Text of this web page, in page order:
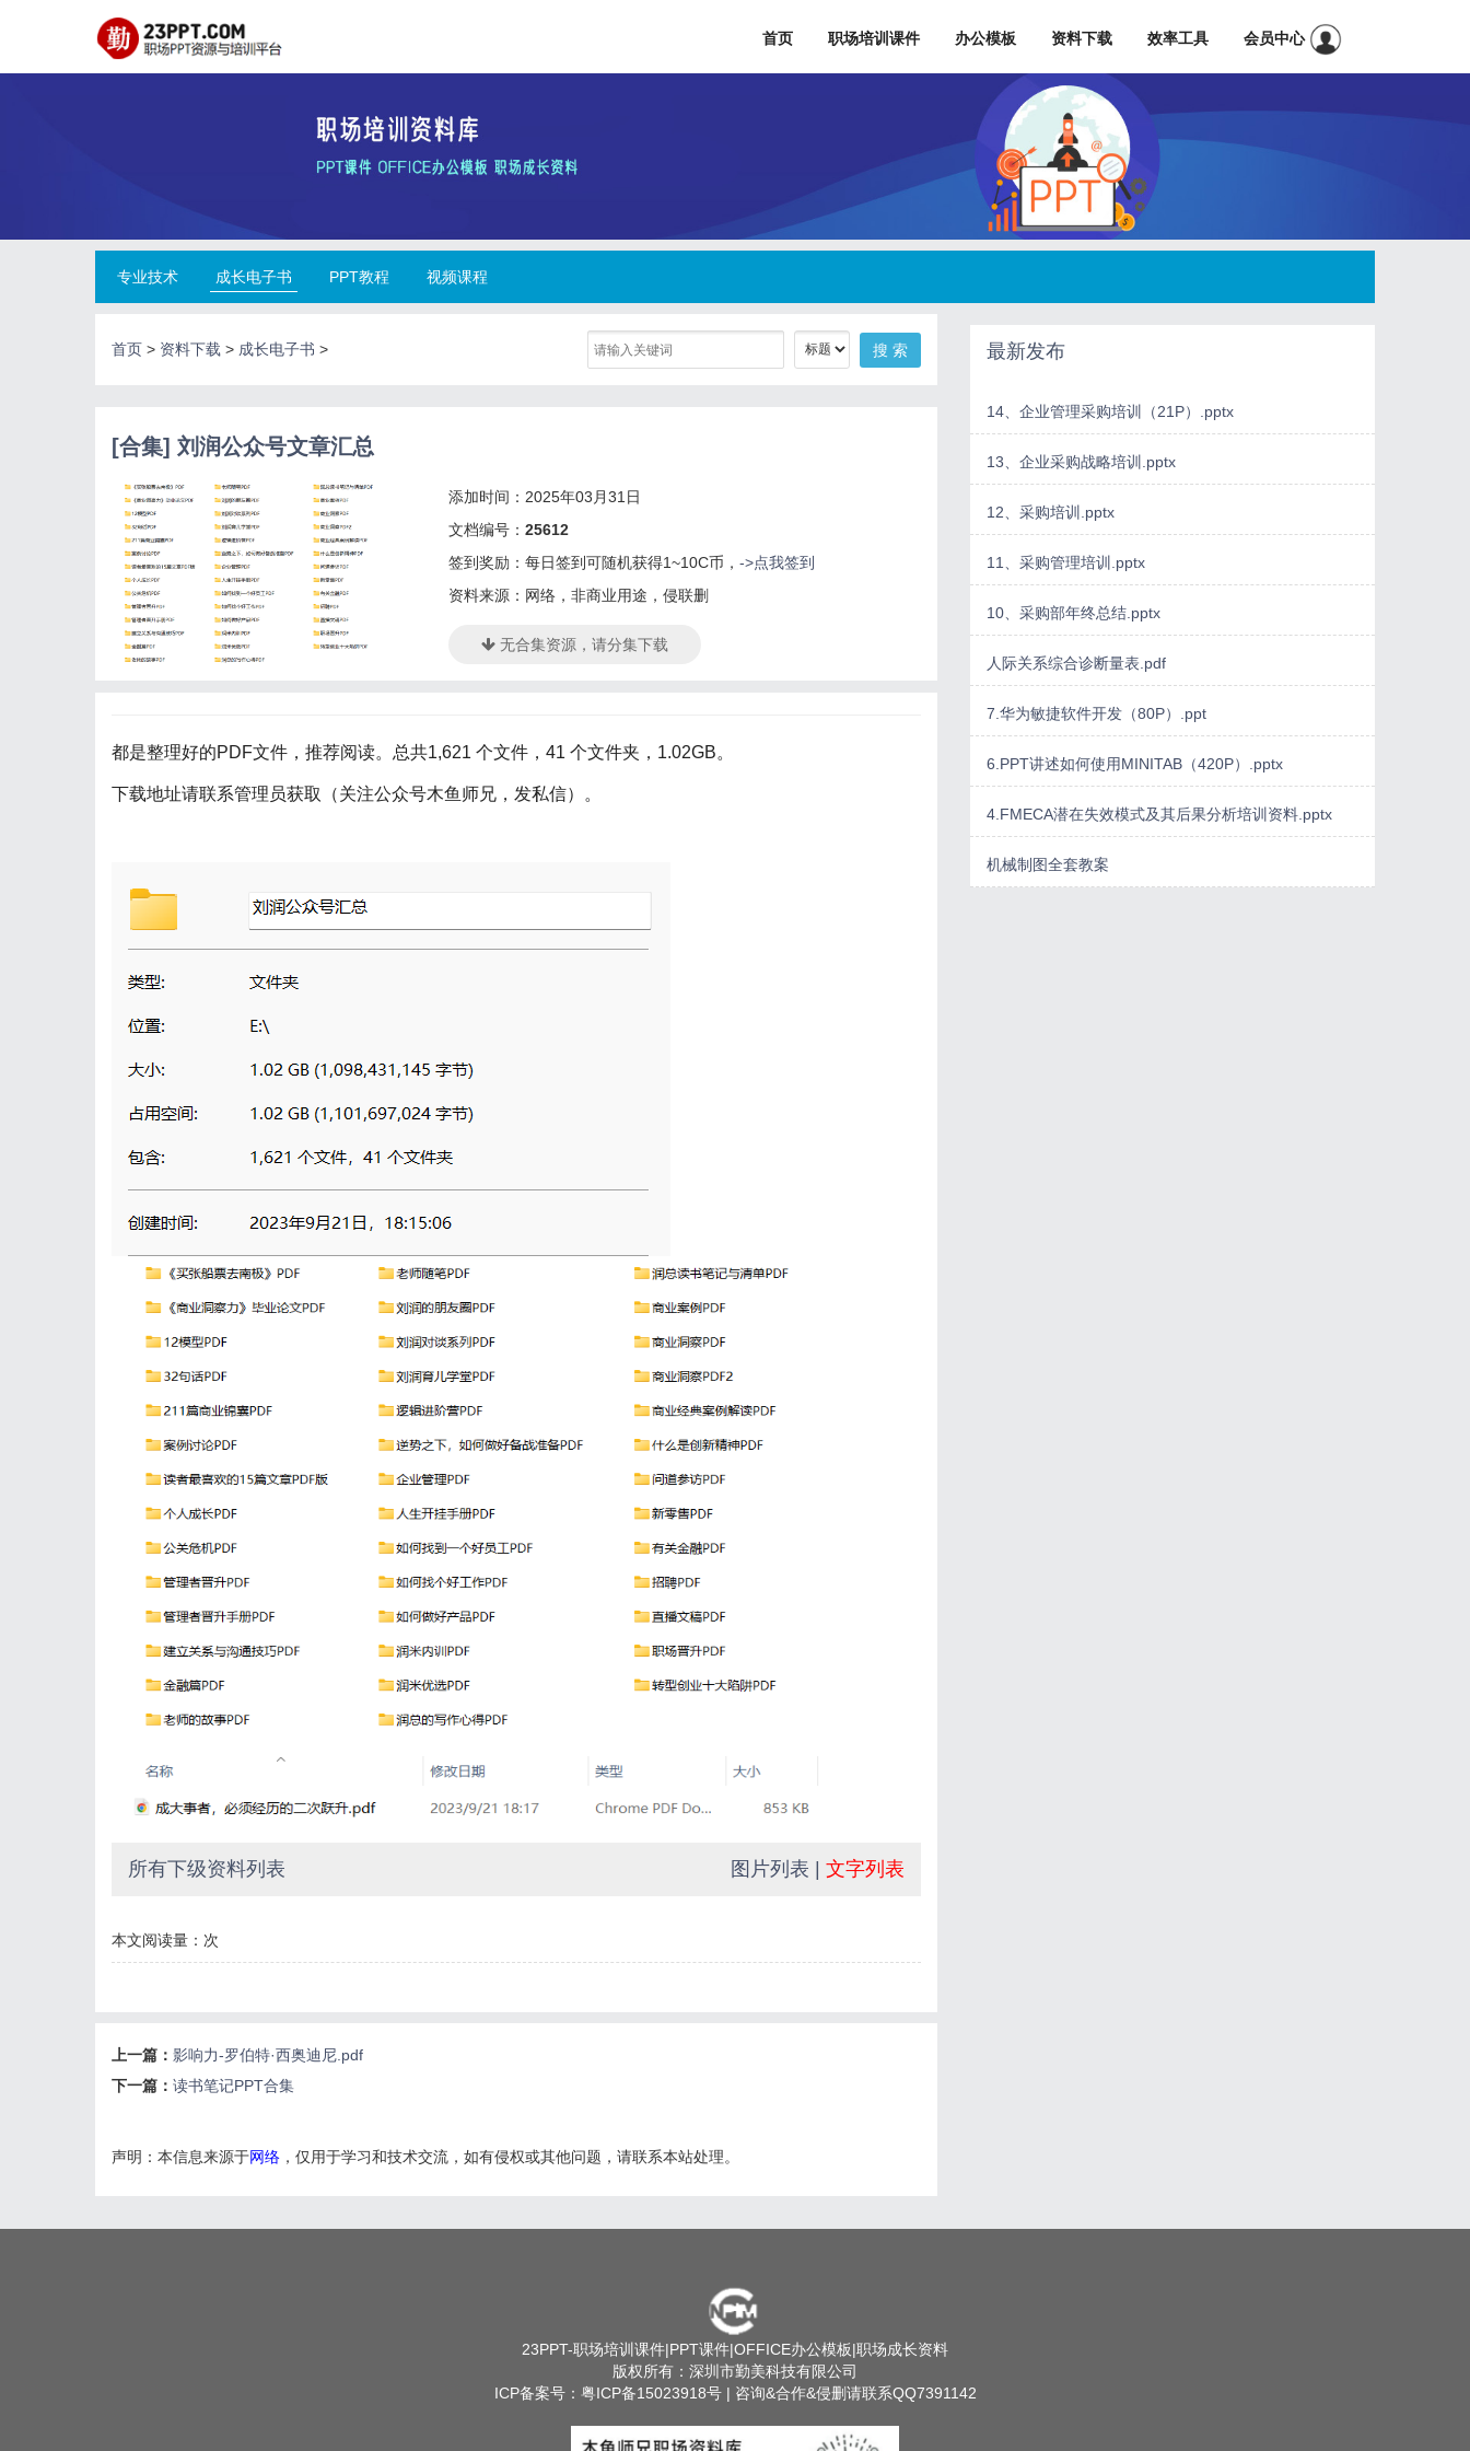
首页 职场培训课件 办公模板 资料下载 效率工具 会员中心
专业技术 成长电子书 PPT教程 视频课程
首页 > 资料下载 > 成长电子书 >
[合集] 刘润公众号文章汇总
添加时间：2025年03月31日
文档编号：25612
签到奖励：每日签到可随机获得1~10C币，->点我签到
资料来源：网络，非商业用途，侵联删
无合集资源，请分集下载
都是整理好的PDF文件，推荐阅读。总共1,621 个文件，41 个文件夹，1.02GB。
下载地址请联系管理员获取（关注公众号木鱼师兄，发私信）。
所有下级资料列表 图片列表 文字列表
本文阅读量： 次
上一篇： 影响力-罗伯特·西奥迪尼.pdf
下一篇： 读书笔记PPT合集
声明：本信息来源于网络 ，仅用于学习和技术交流，如有侵权或其他问题，请联系本站处理。
最新发布
14、企业管理采购培训（21P）.pptx
13、企业采购战略培训.pptx
12、采购培训.pptx
11、采购管理培训.pptx
10、采购部年终总结.pptx
人际关系综合诊断量表.pdf
7.华为敏捷软件开发（80P）.ppt
6.PPT讲述如何使用MINITAB（420P）.pptx
4.FMECA潜在失效模式及其后果分析培训资料.pptx
机械制图全套教案
23PPT-职场培训课件|PPT课件|OFFICE办公模板|职场成长资料
版权所有：深圳市勤美科技有限公司
ICP备案号： 粤ICP备15023918号| 咨询&合作&侵删请联系QQ7391142